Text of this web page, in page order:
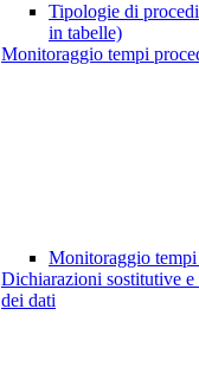
Tipologie di
in tabelle)
Monitoraggio tempi
Monitoraggio
Dichiarazioni sostitutive
dei dati